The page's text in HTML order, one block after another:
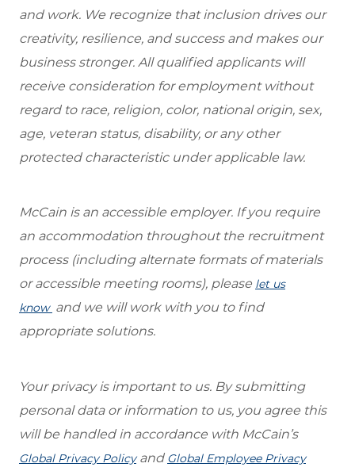
and work. We recognize that inclusion drives our
creativity, resilience, and success and makes our
business stronger. All qualified applicants will
receive consideration for employment without
regard to race, religion, color, national origin, sex,
age, veteran status, disability, or any other
protected characteristic under applicable law.
McCain is an accessible employer. If you require
an accommodation throughout the recruitment
process (including alternate formats of materials
or accessible meeting rooms), please let us
know and we will work with you to find
appropriate solutions.
Your privacy is important to us. By submitting
personal data or information to us, you agree this
will be handled in accordance with McCain’s
Global Privacy Policyand Global Employee Privacy